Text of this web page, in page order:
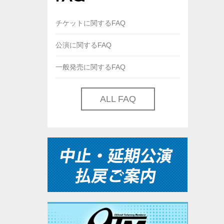
チケットに関するFAQ
公演に関するFAQ
一般発売に関するFAQ
ALL FAQ